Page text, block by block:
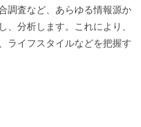
調査など、あらゆる情報源か
、分析します。これにより、
ライフスタイルなどを把握す